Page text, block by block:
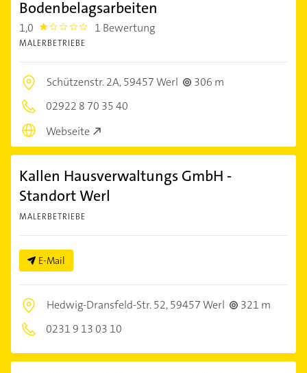
Bodenbelagsarbeiten
1,0 1.0 1 Bewertung
MALERBETRIEBE
Schützenstr. 2A,59457 Werl
306 m
02922 8 70 35 40
Webseite
Kallen Hausverwaltungs GmbH -
Standort Werl
MALERBETRIEBE
E-Mail
Hedwig-Dransfeld-Str. 52,59457 Werl
321 m
0231 9 13 03 10